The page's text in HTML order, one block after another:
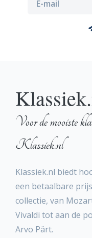
Voor de mooiste
Klassiek.nl
Klassiek.nl biedt
een betaalbare
collectie, van
Vivaldi tot aan de
Arvo Pärt.